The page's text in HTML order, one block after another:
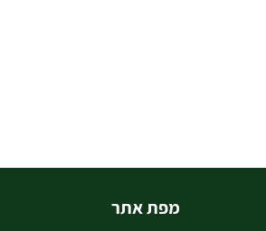
מפת אתר